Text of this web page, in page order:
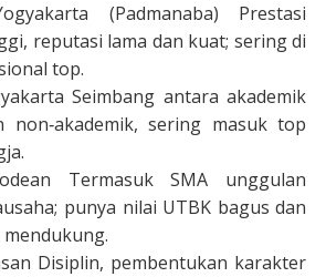
(Padmanaba) Prestasi
reputasi lama dan kuat; sering di
top.
Seimbang antara akademik
non‐akademik, sering masuk top
Termasuk SMA unggulan
punya nilai UTBK bagus dan
Disiplin, pembentukan karakter